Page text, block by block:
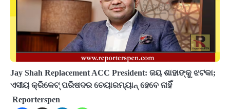
Jay Shah Replacement ACC President: ଜୟ ଶାହାଙ୍କୁ ଝଟକା;
ଏସୀୟ କ୍ରିକେଟ୍ ପରିଷଦର ଚେୟାରମ୍ୟାନ୍ ହେବେ ନାହିଁ
Reporterspen